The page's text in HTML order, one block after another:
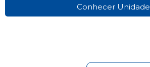
Conhecer Unidade